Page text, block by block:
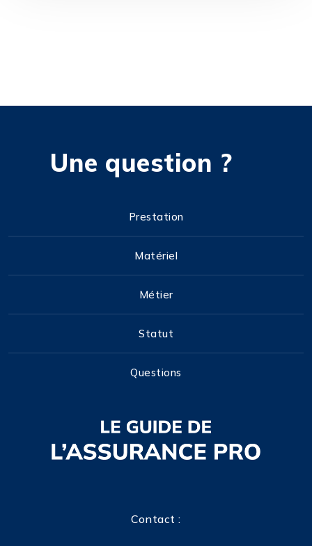
Une question ?
Prestation
Matériel
Métier
Statut
Questions
Contact :